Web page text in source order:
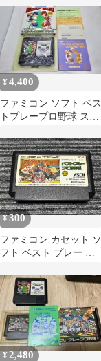
ト
¥4,400
ファミコン ソフト ベス
トプレープロ野球 スペ
¥300
ファミコン カセット ソ
フト ベスト プレー プ
¥2,480